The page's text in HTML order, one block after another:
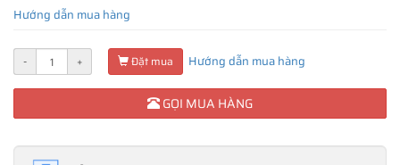
Hướng dẫn mua hàng
- + Đặt mua Hướng dẫn mua hàng
GỌI MUA HÀNG